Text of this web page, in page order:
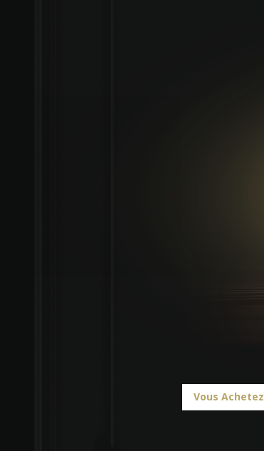
Vous Achetez